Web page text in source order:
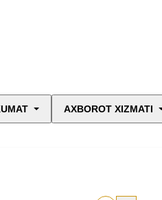
AXBOROT XIZMATI